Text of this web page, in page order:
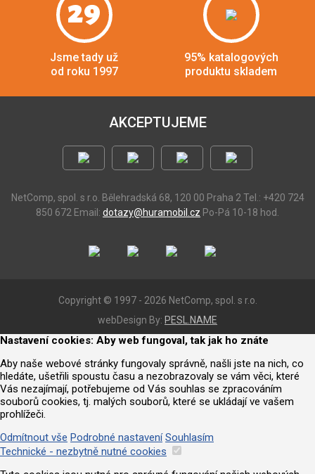
29
Jsme tady už
od roku 1997
95% katalogových
produktu skladem
AKCEPTUJEME
NetComp, spol. s r.o. Bělehradská 68, 120 00 Praha 2 Tel.: +420 724
850 672 Email: dotazy@huramobil.cz Po-Pá 10-18 hod.
Copyright © 1997 - 2026 NetComp, spol. s r.o.
webDesign By: PESL.NAME
Nastavení cookies: Aby web fungoval, tak jak ho znáte
Aby naše webové stránky fungovaly správně, našli jste na nich, co
hledáte, ušetřili spoustu času a nezobrazovaly se vám věci, které
Vás nezajímají, potřebujeme od Vás souhlas se zpracováním
souborů cookies, tj. malých souborů, které se ukládají ve vašem
prohlížeči.
Odmítnout vše Podrobné nastavení Souhlasím
Technické - nezbytně nutné cookies